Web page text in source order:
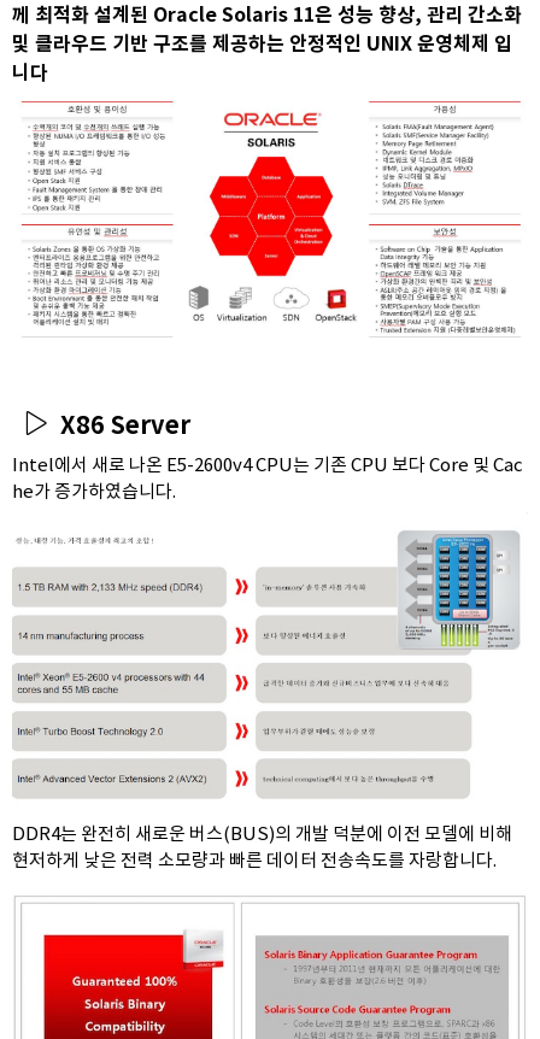
께 최적화 설계된 Oracle Solaris 11은 성능 향상, 관리 간소화
및 클라우드 기반 구조를 제공하는 안정적인 UNIX 운영체제 입
니다
X86 Server
Intel에서 새로 나온 E5-2600v4 CPU는 기존 CPU 보다 Core 및 Cac
he가 증가하였습니다.
DDR4는 완전히 새로운 버스(BUS)의 개발 덕분에 이전 모델에 비해
현저하게 낮은 전력 소모량과 빠른 데이터 전송속도를 자랑합니다.